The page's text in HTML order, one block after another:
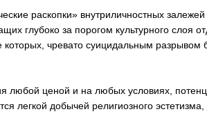
раскопки» внутриличностных
глубоко за порогом культурного слоя
которых, чревато суицидальным
любой ценой и на любых условиях,
легкой добычей религиозного